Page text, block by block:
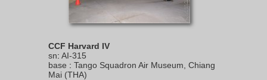
CCF Harvard IV
sn: AI-315
base : Tango Squadron Air Museum, Chiang
Mai (THA)